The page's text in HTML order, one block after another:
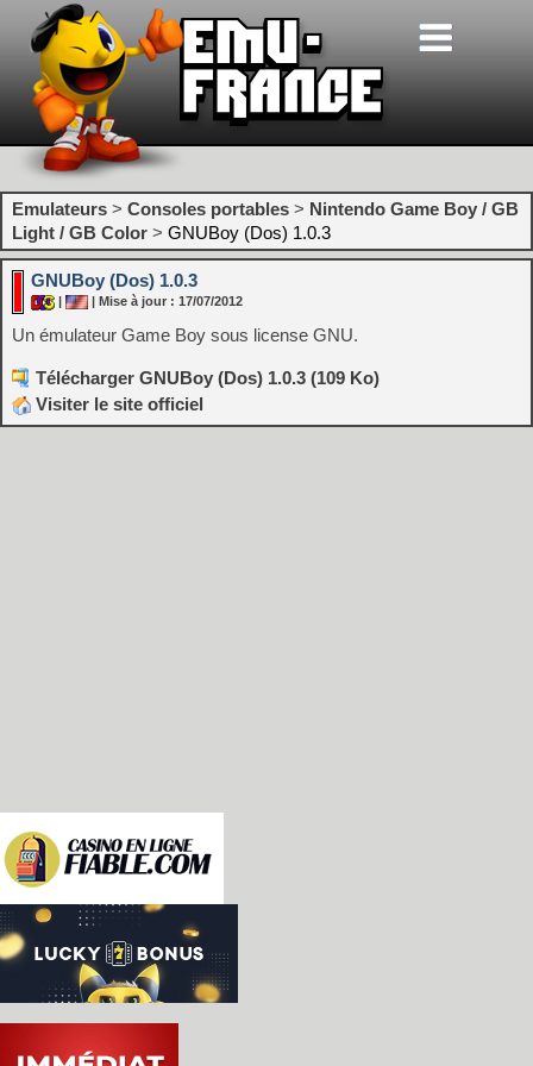
Emulateurs > Consoles portables > Nintendo Game Boy / GB
Light / GB Color > GNUBoy (Dos) 1.0.3
GNUBoy (Dos) 1.0.3
| | Mise à jour : 17/07/2012
Un émulateur Game Boy sous license GNU.
Télécharger GNUBoy (Dos) 1.0.3 (109 Ko)
Visiter le site officiel